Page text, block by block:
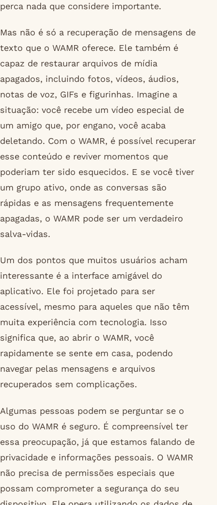
perca nada que considere importante.
Mas não é só a recuperação de mensagens de
texto que o WAMR oferece. Ele também é
capaz de restaurar arquivos de mídia
apagados, incluindo fotos, vídeos, áudios,
notas de voz, GIFs e figurinhas. Imagine a
situação: você recebe um vídeo especial de
um amigo que, por engano, você acaba
deletando. Com o WAMR, é possível recuperar
esse conteúdo e reviver momentos que
poderiam ter sido esquecidos. E se você tiver
um grupo ativo, onde as conversas são
rápidas e as mensagens frequentemente
apagadas, o WAMR pode ser um verdadeiro
salva-vidas.
Um dos pontos que muitos usuários acham
interessante é a interface amigável do
aplicativo. Ele foi projetado para ser
acessível, mesmo para aqueles que não têm
muita experiência com tecnologia. Isso
significa que, ao abrir o WAMR, você
rapidamente se sente em casa, podendo
navegar pelas mensagens e arquivos
recuperados sem complicações.
Algumas pessoas podem se perguntar se o
uso do WAMR é seguro. É compreensível ter
essa preocupação, já que estamos falando de
privacidade e informações pessoais. O WAMR
não precisa de permissões especiais que
possam comprometer a segurança do seu